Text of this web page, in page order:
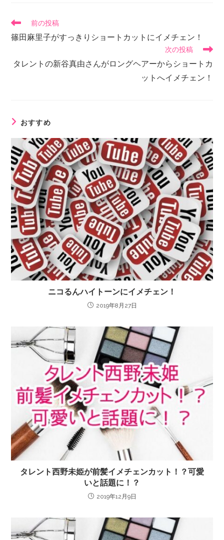
前の投稿
篠田麻里子がすっきりショートカットにイメチェン！
次の投稿
タレントの新谷真由さんがロングヘアーからショートカ
ットへイメチェン！
おすすめ
ニコるんハイトーンにイメチェン！
2019年8月27日
タレント西野未姫が前髪イメチェンカット！？可愛
いと話題に！？
2019年12月9日